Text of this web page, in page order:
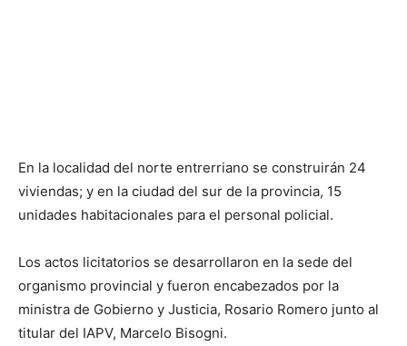
En la localidad del norte entrerriano se construirán 24
viviendas; y en la ciudad del sur de la provincia, 15
unidades habitacionales para el personal policial.
Los actos licitatorios se desarrollaron en la sede del
organismo provincial y fueron encabezados por la
ministra de Gobierno y Justicia, Rosario Romero junto al
titular del IAPV, Marcelo Bisogni.